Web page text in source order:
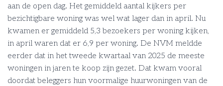
aan de open dag. Het gemiddeld aantal kijkers per
bezichtigbare woning was wel wat lager dan in april. Nu
kwamen er gemiddeld 5,3 bezoekers per woning kijken,
in april waren dat er 6,9 per woning. De NVM meldde
eerder dat in het tweede kwartaal van 2025 de meeste
woningen in jaren te koop zijn gezet. Dat kwam vooral
doordat beleggers hun voormalige huurwoningen van de